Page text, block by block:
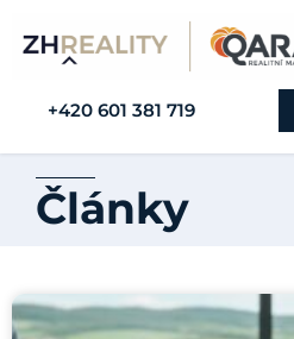
+420 601 381 719
Články